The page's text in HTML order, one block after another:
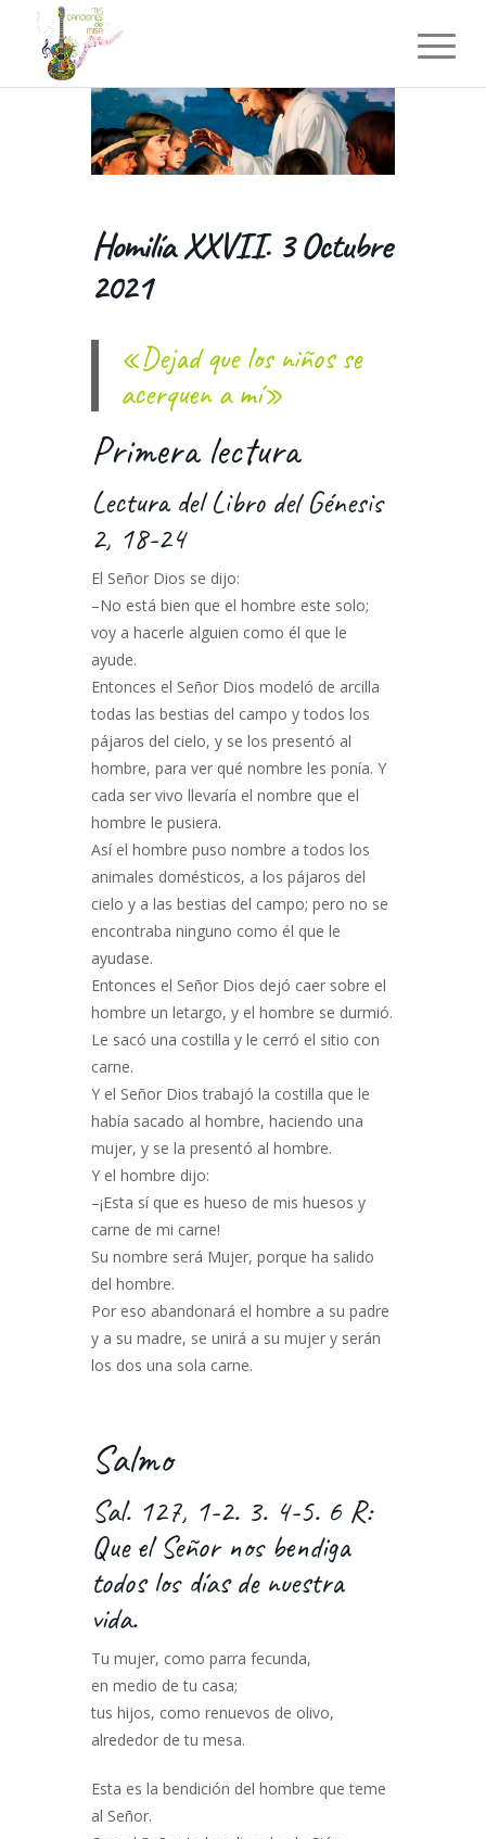
Homilía XXVII. 3 Octubre
2021
«Dejad que los niños se
acerquen a mí»
Primera lectura
Lectura del Libro del Génesis
2, 18-24
El Señor Dios se dijo:
–No está bien que el hombre este solo;
voy a hacerle alguien como él que le
ayude.
Entonces el Señor Dios modeló de arcilla
todas las bestias del campo y todos los
pájaros del cielo, y se los presentó al
hombre, para ver qué nombre les ponía. Y
cada ser vivo llevaría el nombre que el
hombre le pusiera.
Así el hombre puso nombre a todos los
animales domésticos, a los pájaros del
cielo y a las bestias del campo; pero no se
encontraba ninguno como él que le
ayudase.
Entonces el Señor Dios dejó caer sobre el
hombre un letargo, y el hombre se durmió.
Le sacó una costilla y le cerró el sitio con
carne.
Y el Señor Dios trabajó la costilla que le
había sacado al hombre, haciendo una
mujer, y se la presentó al hombre.
Y el hombre dijo:
–¡Esta sí que es hueso de mis huesos y
carne de mi carne!
Su nombre será Mujer, porque ha salido
del hombre.
Por eso abandonará el hombre a su padre
y a su madre, se unirá a su mujer y serán
los dos una sola carne.
Salmo
Sal. 127, 1-2. 3. 4-5. 6 R:
Que el Señor nos bendiga
todos los días de nuestra
vida.
Tu mujer, como parra fecunda,
en medio de tu casa;
tus hijos, como renuevos de olivo,
alrededor de tu mesa.
Esta es la bendición del hombre que teme
al Señor.